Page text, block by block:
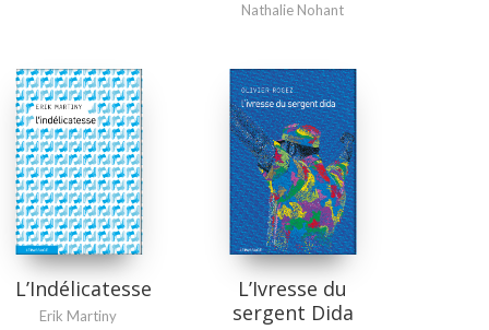
Nathalie Nohant
L’Indélicatesse
Erik Martiny
L’Ivresse du
sergent Dida